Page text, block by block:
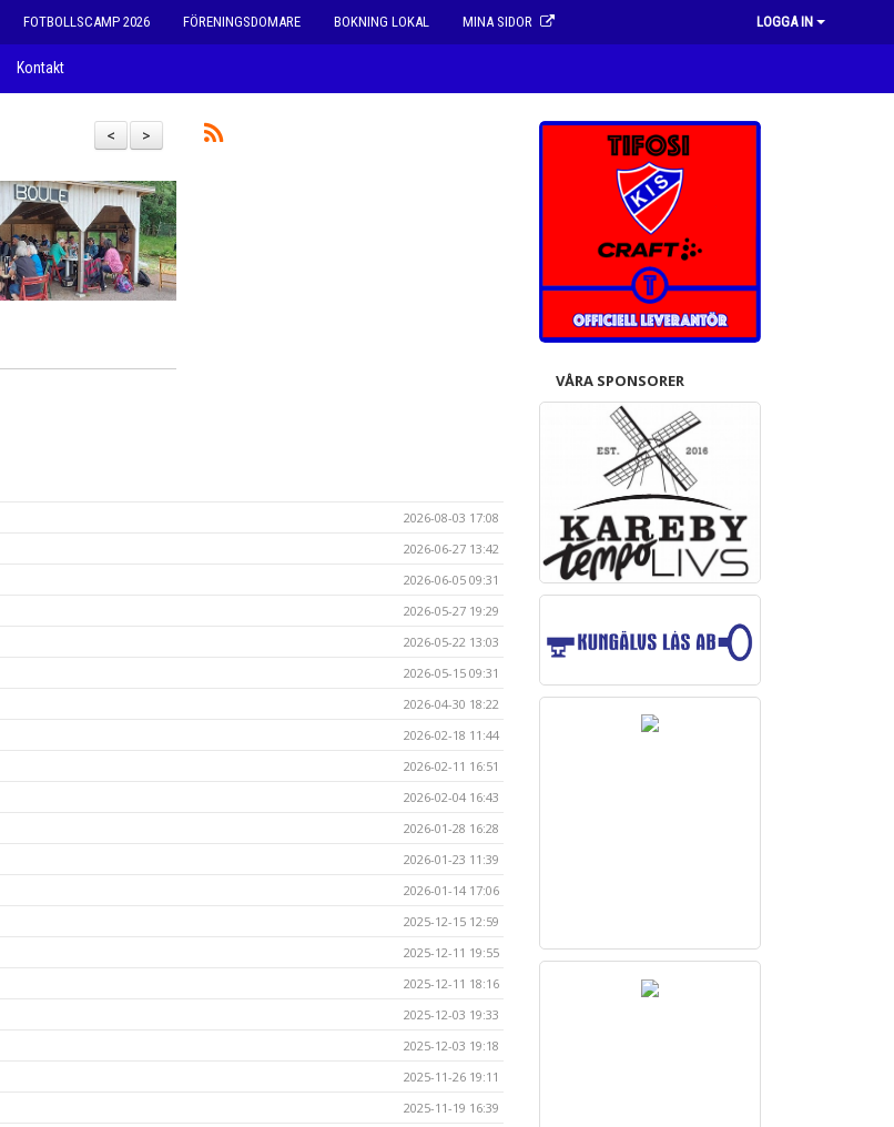
FOTBOLLSCAMP 2026 FÖRENINGSDOMARE BOKNING LOKAL MINA SIDOR LOGGA IN
Kontakt
>
<
2026-08-03 17:08
2026-06-27 13:42
2026-06-05 09:31
2026-05-27 19:29
2026-05-22 13:03
2026-05-15 09:31
2026-04-30 18:22
2026-02-18 11:44
2026-02-11 16:51
2026-02-04 16:43
2026-01-28 16:28
2026-01-23 11:39
2026-01-14 17:06
2025-12-15 12:59
2025-12-11 19:55
2025-12-11 18:16
2025-12-03 19:33
2025-12-03 19:18
2025-11-26 19:11
2025-11-19 16:39
VÅRA SPONSORER